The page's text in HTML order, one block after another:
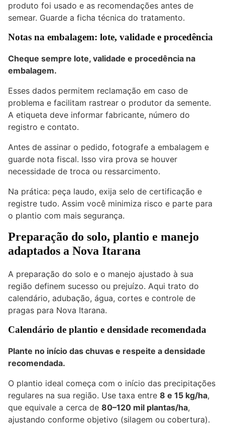
produto foi usado e as recomendações antes de
semear. Guarde a ficha técnica do tratamento.
Notas na embalagem: lote, validade e procedência
Cheque sempre lote, validade e procedência na
embalagem.
Esses dados permitem reclamação em caso de
problema e facilitam rastrear o produtor da semente.
A etiqueta deve informar fabricante, número do
registro e contato.
Antes de assinar o pedido, fotografe a embalagem e
guarde nota fiscal. Isso vira prova se houver
necessidade de troca ou ressarcimento.
Na prática: peça laudo, exija selo de certificação e
registre tudo. Assim você minimiza risco e parte para
o plantio com mais segurança.
Preparação do solo, plantio e manejo
adaptados a Nova Itarana
A preparação do solo e o manejo ajustado à sua
região definem sucesso ou prejuízo. Aqui trato do
calendário, adubação, água, cortes e controle de
pragas para Nova Itarana.
Calendário de plantio e densidade recomendada
Plante no início das chuvas e respeite a densidade
recomendada.
O plantio ideal começa com o início das precipitações
regulares na sua região. Use taxa entre 8 e 15 kg/ha,
que equivale a cerca de 80–120 mil plantas/ha,
ajustando conforme objetivo (silagem ou cobertura).